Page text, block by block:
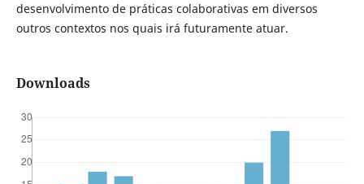
desenvolvimento de práticas colaborativas em diversos
outros contextos nos quais irá futuramente atuar.
Downloads